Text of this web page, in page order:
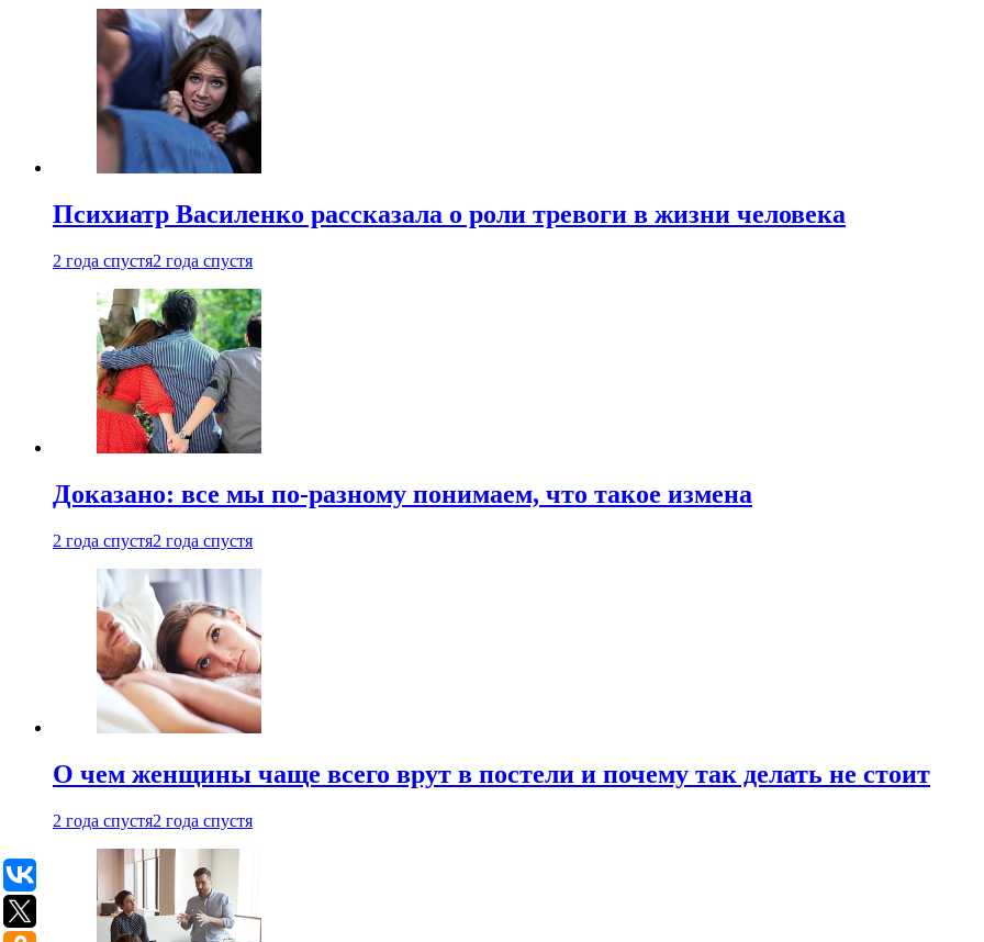
Психиатр Василенко рассказала о роли тревоги в жизни человека
2 года спустя2 года спустя
Доказано: все мы по-разному понимаем, что такое измена
2 года спустя2 года спустя
О чем женщины чаще всего врут в постели и почему так делать не стоит
2 года спустя2 года спустя